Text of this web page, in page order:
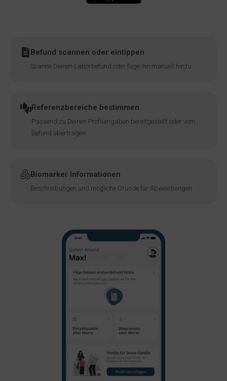
Befund scannen oder eintippen
Scanne Deinen Laborbefund oder füge ihn manuell hinzu
Referenzbereiche bestimmen
Passend zu Deinen Profilangaben bereitgestellt oder vom
Befund übertragen
Biomarker Informationen
Beschreibungen und mögliche Gründe für Abweichungen